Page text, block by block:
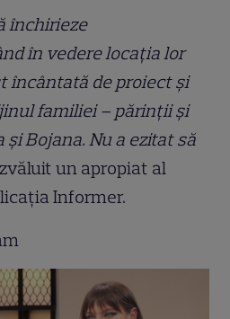
închirieze
în vedere locația lor
încântată de proiect și
familiei – părinții și
și Bojana. Nu a ezitat să
un apropiat al
Informer.